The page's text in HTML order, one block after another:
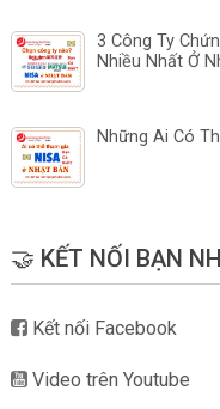
3 Công Ty
Nhiều Nhất Ở
Những Ai Có
🤝 KẾT NỐI BẠN
Kết nối Facebook
Video trên Youtube